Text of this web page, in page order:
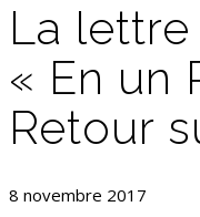
La
« En un
Retour
8 novembre 2017